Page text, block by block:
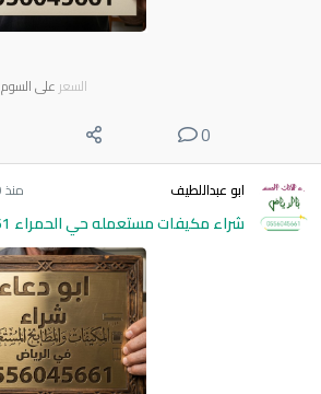
السعر على السوم
0
ابو عبداللطيف منذ 10 ساعات
شراء مكيفات مستعمله حي الحمراء 0556045661